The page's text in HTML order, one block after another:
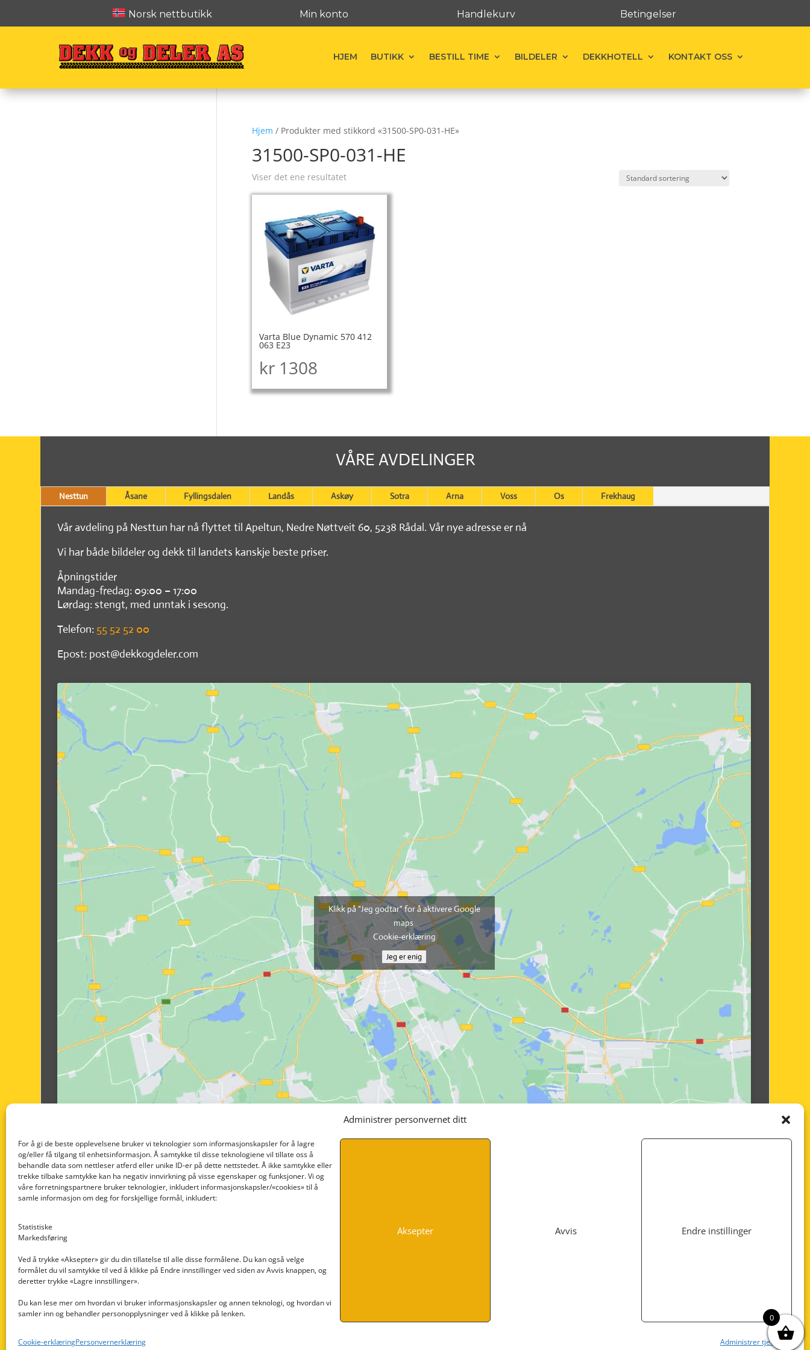
Administrer personvernet ditt
For å gi de beste opplevelsene bruker vi teknologier som informasjonskapsler for å lagre
og/eller få tilgang til enhetsinformasjon. Å samtykke til disse teknologiene vil tillate oss å
behandle data som nettleser atferd eller unike ID-er på dette nettstedet. Å ikke samtykke eller
trekke tilbake samtykke kan ha negativ innvirkning på visse egenskaper og funksjoner. Vi og
våre forretningspartnere bruker teknologier, inkludert informasjonskapsler/«cookies» til å
samle informasjon om deg for forskjellige formål, inkludert:
Statistiske
Markedsføring
Ved å trykke «Aksepter» gir du din tillatelse til alle disse formålene. Du kan også velge
formålet du vil samtykke til ved å klikke på Endre innstillinger ved siden av Avvis knappen, og
deretter trykke «Lagre innstillinger».
Du kan lese mer om hvordan vi bruker informasjonskapsler og annen teknologi, og hvordan vi
samler inn og behandler personopplysninger ved å klikke på lenken.
Administrer tjenester
Aksepter Avvis Endre instillinger
Cookie-erklæringPersonvernerklæring
Norsk nettbutikk Min konto Handlekurv Betingelser
HJEM BUTIKK BESTILL TIME BILDELER DEKKHOTELL KONTAKT OSS
Hjem / Produkter med stikkord «31500-SP0-031-HE»
31500-SP0-031-HE
Viser det ene resultatet
Varta Blue Dynamic 570 412
063 E23
kr1308
VÅRE AVDELINGER
Nesttun Åsane Fyllingsdalen Landås Askøy Sotra Arna Voss Os Frekhaug
Vår avdeling på Nesttun har nå flyttet til Apeltun, Nedre Nøttveit 60, 5238 Rådal. Vår nye adresse er nå
Vi har både bildeler og dekk til landets kanskje beste priser.
Åpningstider
Mandag-fredag: 09:00 – 17:00
Lørdag: stengt, med unntak i sesong.
Telefon: 55 52 52 00
Epost: post@dekkogdeler.com
Klikk på "Jeg godtar" for å aktivere Google
maps
Cookie-erklæring
Jeg er enig
Nedre Nøttveit 60, 5238 Rådal
Org. nr: 996430022
INFORMASJON
0